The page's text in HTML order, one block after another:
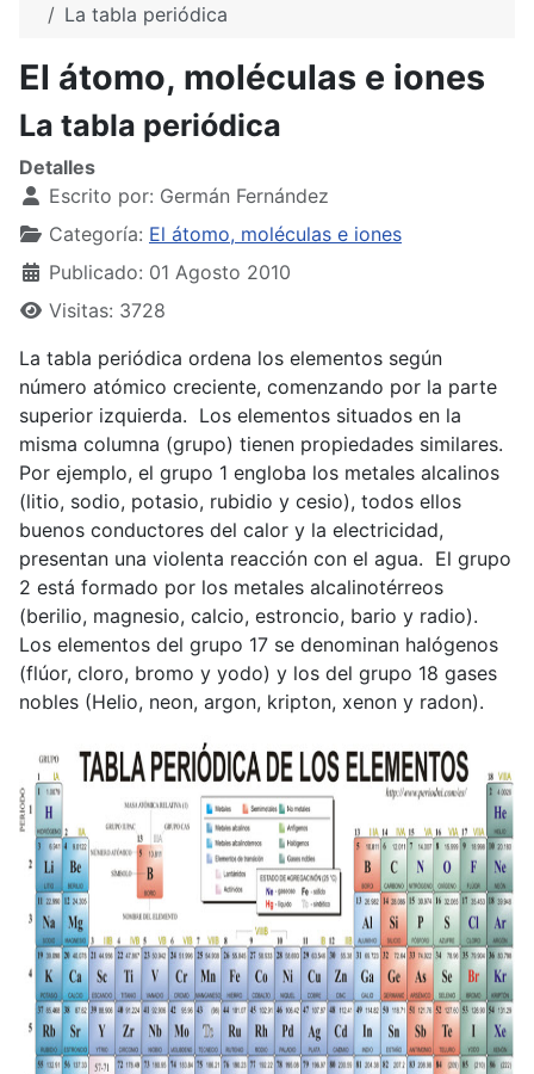
La tabla periódica
El átomo, moléculas e iones
La tabla periódica
Detalles
Escrito por: Germán Fernández
Categoría: El átomo, moléculas e iones
Publicado: 01 Agosto 2010
Visitas: 3728
La tabla periódica ordena los elementos según
número atómico creciente, comenzando por la parte
superior izquierda. Los elementos situados en la
misma columna (grupo) tienen propiedades similares.
Por ejemplo, el grupo 1 engloba los metales alcalinos
(litio, sodio, potasio, rubidio y cesio), todos ellos
buenos conductores del calor y la electricidad,
presentan una violenta reacción con el agua. El grupo
2 está formado por los metales alcalinotérreos
(berilio, magnesio, calcio, estroncio, bario y radio).
Los elementos del grupo 17 se denominan halógenos
(flúor, cloro, bromo y yodo) y los del grupo 18 gases
nobles (Helio, neon, argon, kripton, xenon y radon).